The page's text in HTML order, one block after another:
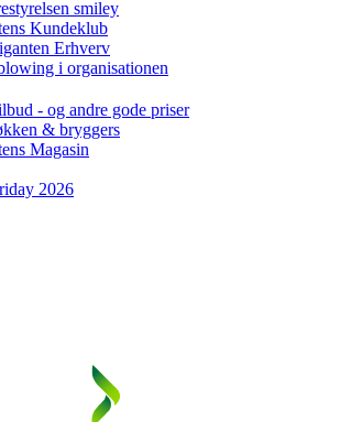
smiley
Kundeklub
Erhverv
i organisationen
- og andre gode priser
& bryggers
Magasin
2026